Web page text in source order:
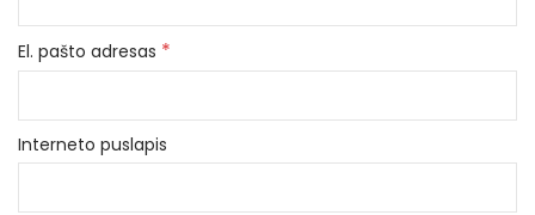
El. pašto adresas *
Interneto puslapis